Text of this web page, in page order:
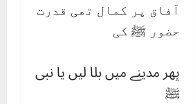
آفاق پر کمال تھی قدرت
حضور ﷺ کی
پھر مدینے میں بلا لیں یا نبی
ﷺ